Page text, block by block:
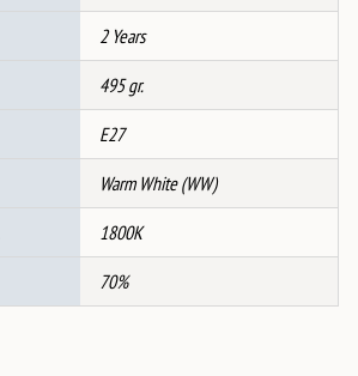
2 Years
495 gr.
E27
Warm White (WW)
1800K
70%